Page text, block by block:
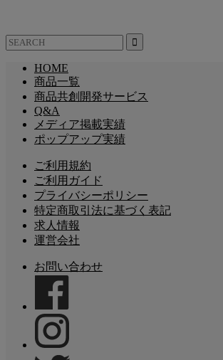
HOME
商品一覧
商品共創開発サービス
Q&A
メディア掲載実績
ポップアップ実績
ご利用規約
ご利用ガイド
プライバシーポリシー
特定商取引法に基づく表記
求人情報
運営会社
お問い合わせ